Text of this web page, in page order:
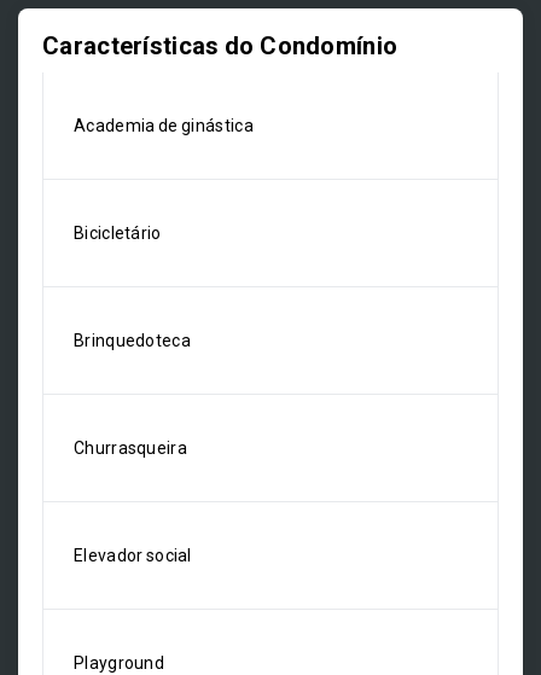
Características do Condomínio
Academia de ginástica
Bicicletário
Brinquedoteca
Churrasqueira
Elevador social
Playground